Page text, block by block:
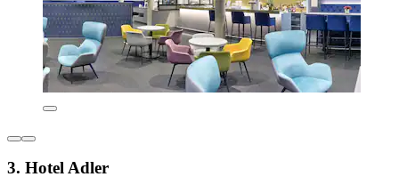
3. Hotel Adler